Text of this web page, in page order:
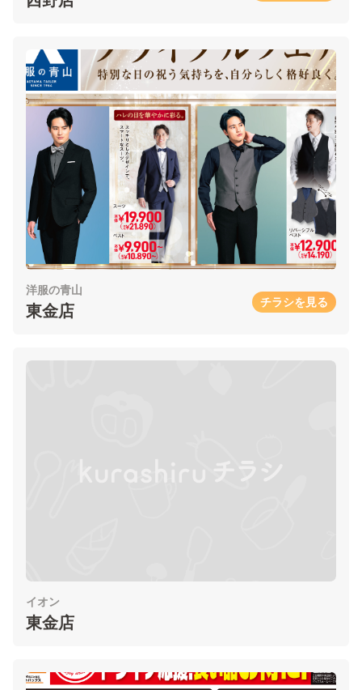
洋服の青山
東金店 チラシを見る
イオン
東金店